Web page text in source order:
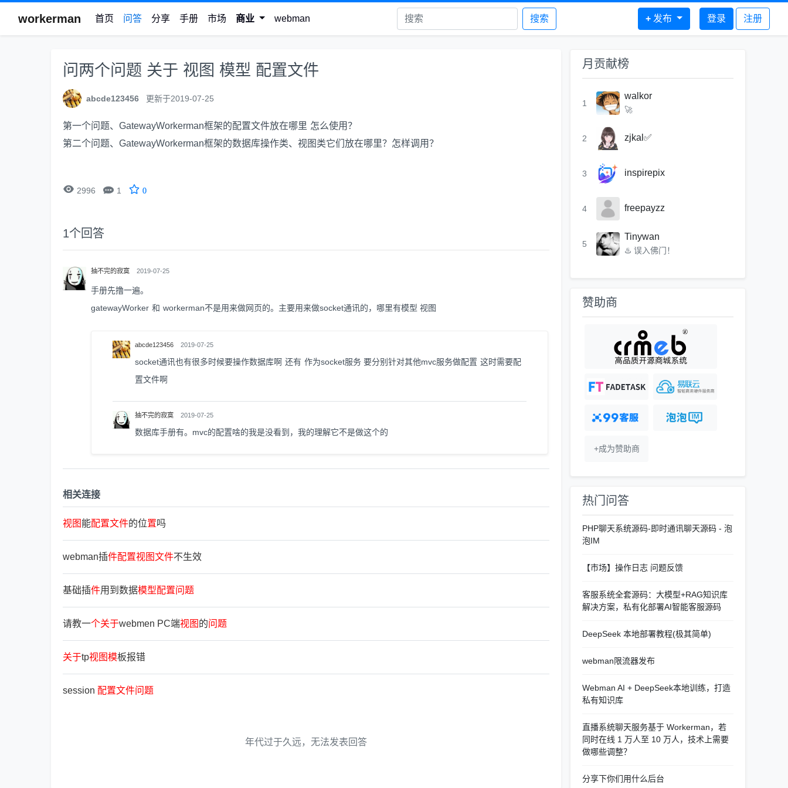
workerman 首页 问答 分享 手册 市场 商业 webman 搜索 + 发布 登录 注册
问两个问题 关于 视图 模型 配置文件
abcde123456 更新于2019-07-25
第一个问题、GatewayWorkerman框架的配置文件放在哪里 怎么使用？
第二个问题、GatewayWorkerman框架的数据库操作类、视图类它们放在哪里？怎样调用？
 2996  1 0
1个回答
抽不完的寂寞 2019-07-25
手册先撸一遍。
gatewayWorker 和 workerman不是用来做网页的。主要用来做socket通讯的，哪里有模型 视图
abcde123456 2019-07-25
socket通讯也有很多时候要操作数据库啊 还有 作为socket服务 要分别针对其他mvc服务做配置 这时需要配
置文件啊
抽不完的寂寞 2019-07-25
数据库手册有。mvc的配置啥的我是没看到，我的理解它不是做这个的
相关连接
视图 能配置文件的位置吗
webman插件配置视图文件不生效
基础插件用到数据模型配置问题
请教一个关于webmen PC端视图 的问题
关于tp视图模板报错
session 配置文件问题
年代过于久远，无法发表回答
月贡献榜
1
walkor
🚀
2 zjkal✅
3 inspirepix
4 freepayzz
5
Tinywan
♨️ 误入佛门！
赞助商
+成为赞助商
热门问答
PHP聊天系统源码-即时通讯聊天源码 - 泡
泡IM
【市场】操作日志 问题反馈
客服系统全套源码：大模型+RAG知识库
解决方案，私有化部署AI智能客服源码
DeepSeek 本地部署教程(极其简单)
webman限流器发布
Webman AI + DeepSeek本地训练，打造
私有知识库
直播系统聊天服务基于 Workerman，若
同时在线 1 万人至 10 万人，技术上需要
做哪些调整？
分享下你们用什么后台